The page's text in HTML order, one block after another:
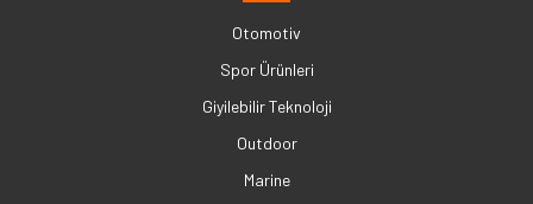
Otomotiv
Spor Ürünleri
Giyilebilir Teknoloji
Outdoor
Marine